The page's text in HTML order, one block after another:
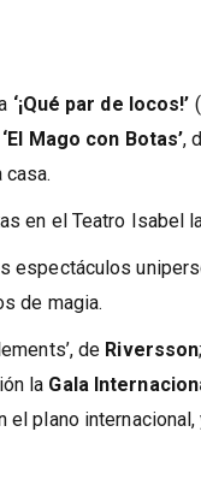
Pepín Banzo y
‘¡Qué par de locos!’
‘El Mago con Botas’
en el Teatro Isabel
espectáculos
de magia.
deRiversson
laGala
plano internacional,